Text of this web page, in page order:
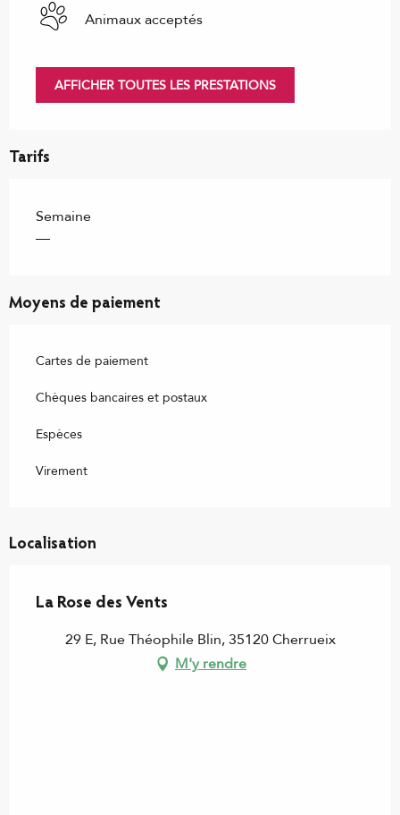
Animaux acceptés
AFFICHER TOUTES LES PRESTATIONS
Tarifs
Semaine
—
Moyens de paiement
Cartes de paiement
Chèques bancaires et postaux
Espèces
Virement
Localisation
La Rose des Vents
29 E, Rue Théophile Blin, 35120 Cherrueix
M'y rendre